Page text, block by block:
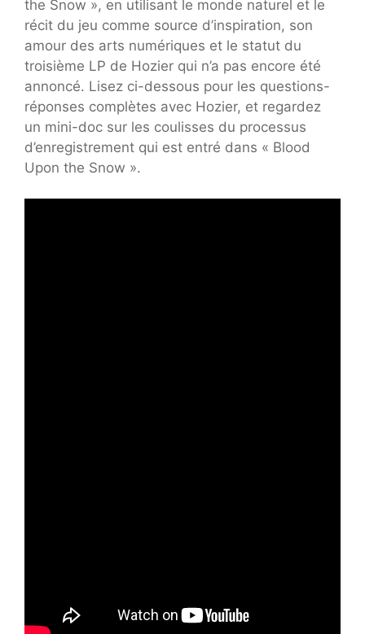
the Snow », en utilisant le monde naturel et le
récit du jeu comme source d’inspiration, son
amour des arts numériques et le statut du
troisième LP de Hozier qui n’a pas encore été
annoncé. Lisez ci-dessous pour les questions-
réponses complètes avec Hozier, et regardez
un mini-doc sur les coulisses du processus
d’enregistrement qui est entré dans « Blood
Upon the Snow ».